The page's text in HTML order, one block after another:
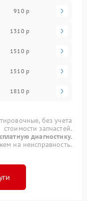
910 р
1310 р
1510 р
1510 р
1810 р
без учета
стоимости запчастей.
диагностику.
на неисправность.